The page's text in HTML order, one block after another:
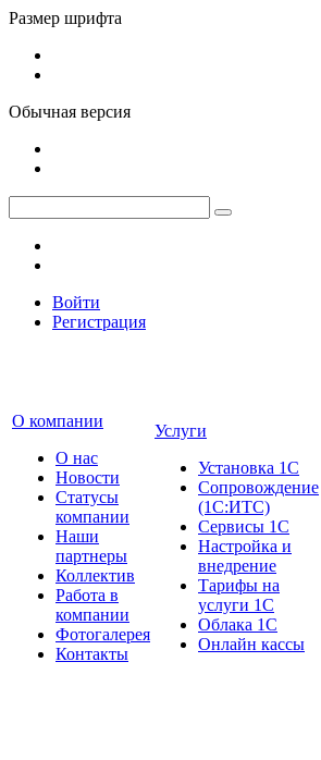
Размер шрифта
Обычная версия
Войти
Регистрация
О компании
О нас
Новости
Cтатусы
компании
Наши
партнеры
Коллектив
Работа в
компании
Фотогалерея
Контакты
Услуги
Установка 1С
Сопровождение
(1С:ИТС)
Сервисы 1С
Настройка и
внедрение
Тарифы на
услуги 1С
Облака 1С
Онлайн кассы